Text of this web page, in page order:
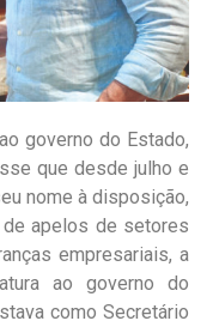
governo do Estado,
que desde julho e
nome à disposição,
apelos de setores
empresariais, a
ao governo do
como Secretário